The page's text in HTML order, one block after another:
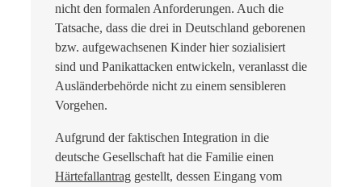
nicht den formalen Anforderungen. Auch die
Tatsache, dass die drei in Deutschland geborenen
bzw. aufgewachsenen Kinder hier sozialisiert
sind und Panikattacken entwickeln, veranlasst die
Ausländerbehörde nicht zu einem sensibleren
Vorgehen.
Aufgrund der faktischen Integration in die
deutsche Gesellschaft hat die Familie einen
Härtefallantrag gestellt, dessen Eingang vom